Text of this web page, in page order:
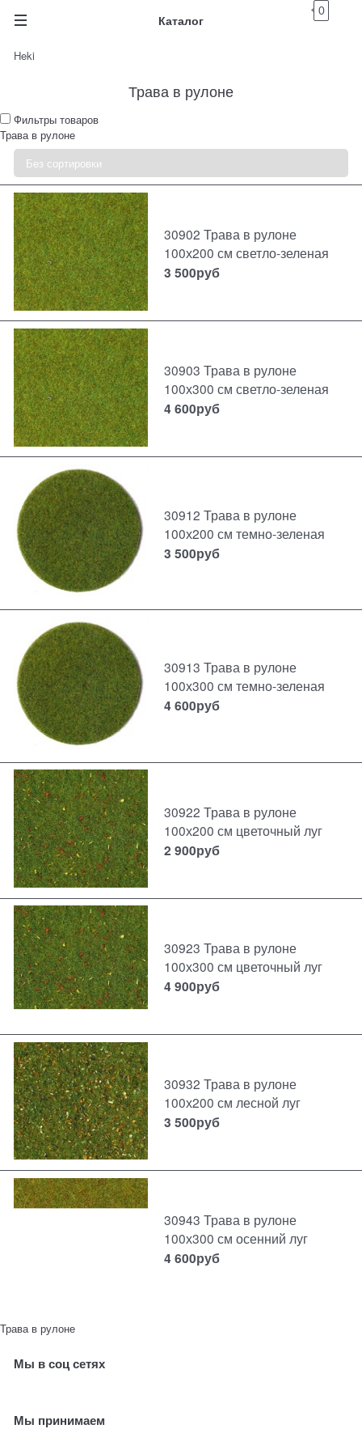
Каталог
0
Heki
Трава в рулоне
Фильтры товаров
Трава в рулоне
30902 Трава в рулоне
100х200 см светло-зеленая
3 500руб
30903 Трава в рулоне
100х300 см светло-зеленая
4 600руб
30912 Трава в рулоне
100х200 см темно-зеленая
3 500руб
30913 Трава в рулоне
100х300 см темно-зеленая
4 600руб
30922 Трава в рулоне
100х200 см цветочный луг
2 900руб
30923 Трава в рулоне
100х300 см цветочный луг
4 900руб
30932 Трава в рулоне
100х200 см лесной луг
3 500руб
30943 Трава в рулоне
100х300 см осенний луг
4 600руб
Трава в рулоне
Мы в соц сетях
Мы принимаем